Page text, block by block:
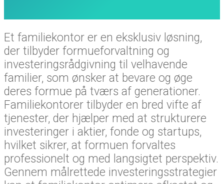
Et familiekontor er en eksklusiv løsning,
der tilbyder formueforvaltning og
investeringsrådgivning til velhavende
familier, som ønsker at bevare og øge
deres formue på tværs af generationer.
Familiekontorer tilbyder en bred vifte af
tjenester, der hjælper med at strukturere
investeringer i aktier, fonde og startups,
hvilket sikrer, at formuen forvaltes
professionelt og med langsigtet perspektiv.
Gennem målrettede investeringsstrategier